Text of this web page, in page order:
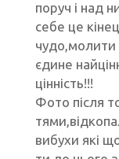
поруч і над
себе це
чудо,молити
єдине
цінність!!!
Фото після
вибухи які